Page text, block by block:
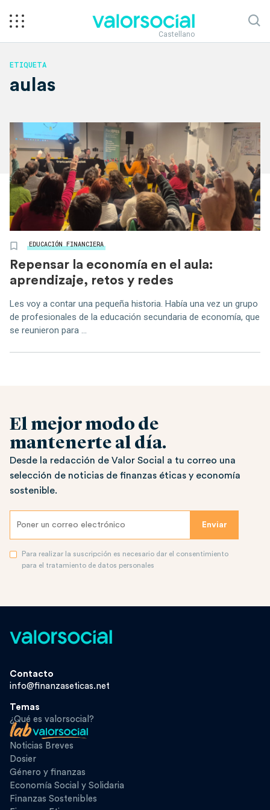
Castellano
ETIQUETA
aulas
EDUCACIÓN FINANCIERA
Repensar la economía en el aula:
aprendizaje, retos y redes
Les voy a contar una pequeña historia. Había una vez un grupo
de profesionales de la educación secundaria de economía, que
se reunieron para ...
El mejor modo de
mantenerte al día.
Desde la redacción de Valor Social a tu correo una
selección de noticias de finanzas éticas y economía
sostenible.
Para realizar la suscripción es necesario dar el consentimiento
para el tratamiento de datos personales
Contacto
info@finanzaseticas.net
Temas
¿Qué es valorsocial?
Noticias Breves
Dosier
Género y finanzas
Economía Social y Solidaria
Finanzas Sostenibles